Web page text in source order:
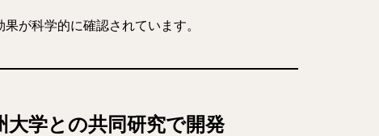
果が科学的に確認されています。
大学との共同研究で開発